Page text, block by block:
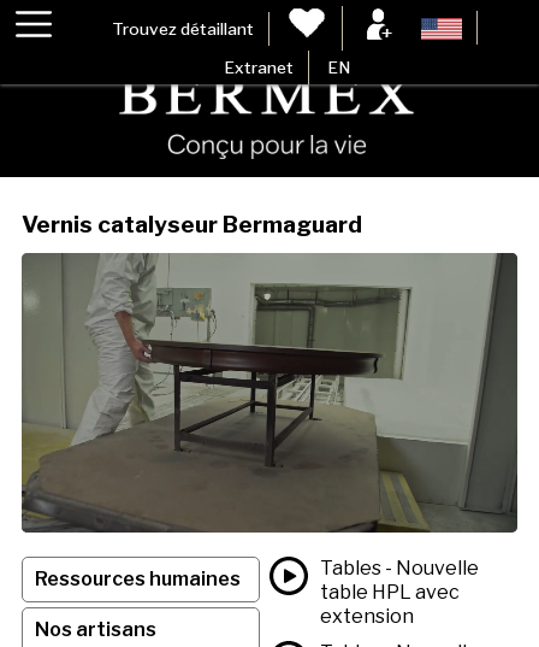
Trouvez détaillant
Extranet EN
Vernis catalyseur Bermaguard
Ressources humaines
Nos artisans
Tables - Nouvelle
table HPL avec
extension